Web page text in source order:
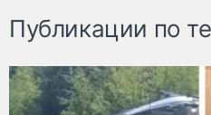
Публикации по